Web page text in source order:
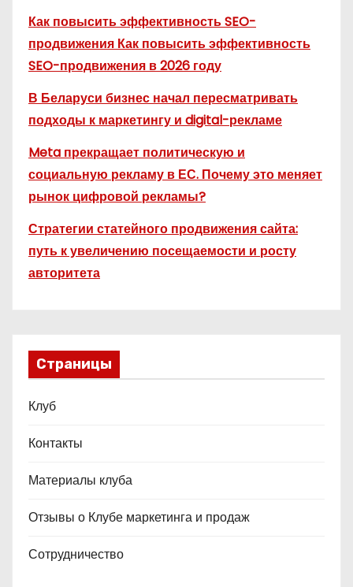
Как повысить эффективность SEO-
продвижения Как повысить эффективность
SEO-продвижения в 2026 году
В Беларуси бизнес начал пересматривать
подходы к маркетингу и digital-рекламе
Meta прекращает политическую и
социальную рекламу в ЕС. Почему это меняет
рынок цифровой рекламы?
Стратегии статейного продвижения сайта:
путь к увеличению посещаемости и росту
авторитета
Страницы
Клуб
Контакты
Материалы клуба
Отзывы о Клубе маркетинга и продаж
Сотрудничество